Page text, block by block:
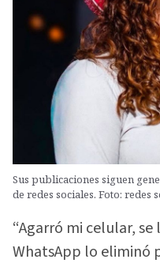
Sus publicaciones siguen
de redes sociales. Foto: redes
“Agarró mi celular,
WhatsApp lo eliminó